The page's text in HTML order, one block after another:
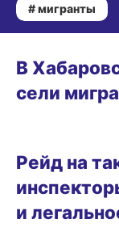
# мигранты
В
сели
Рейд на
и